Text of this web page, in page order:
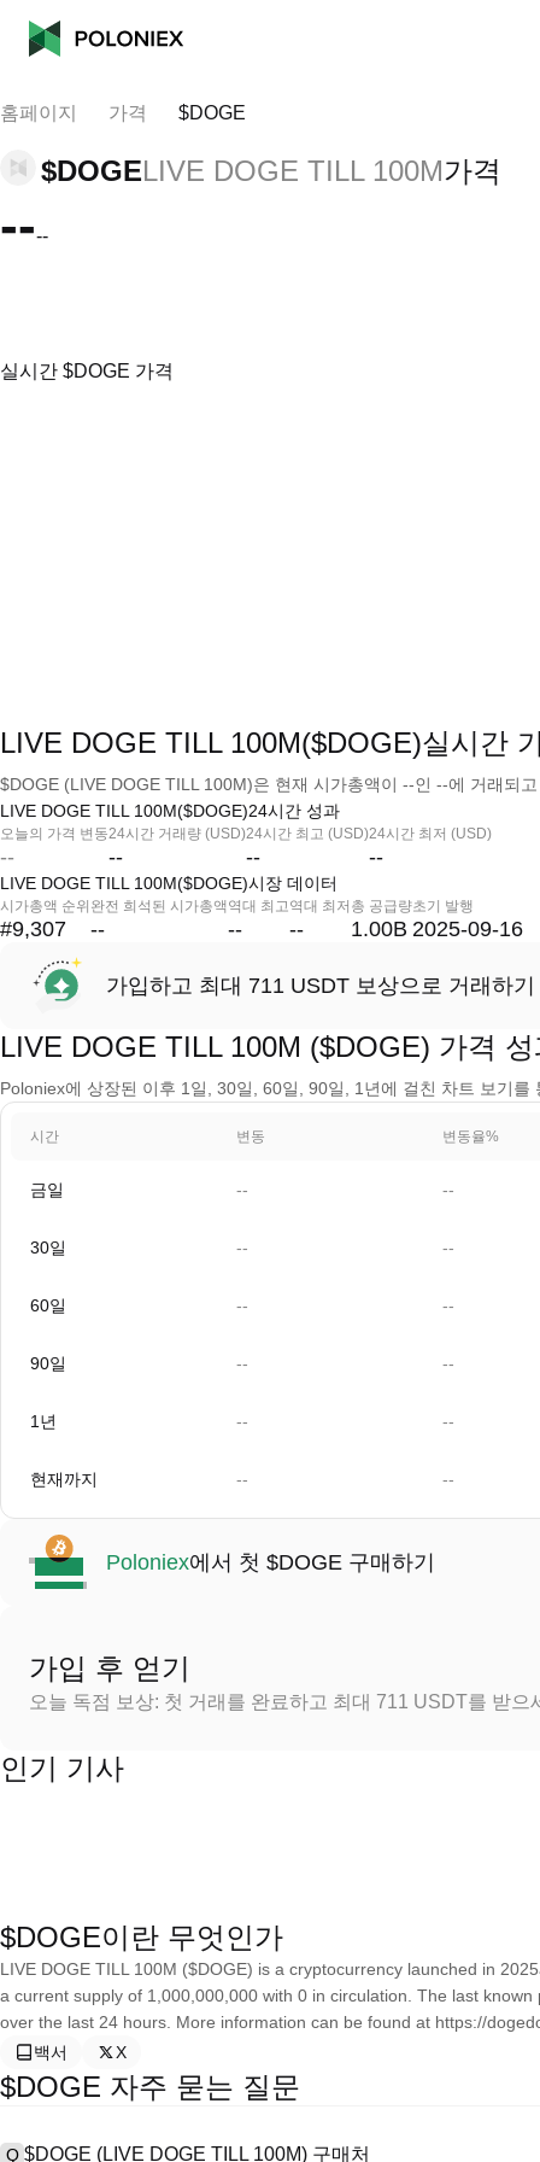
홈페이지 가격 $DOGE
$DOGELIVE DOGE TILL 100M가격
----
실시간 $DOGE 가격
LIVE DOGE TILL 100M($DOGE)실시간
$DOGE (LIVE DOGE TILL 100M)은 현재 시가총액이 --인 --에 거래되
LIVE DOGE TILL 100M($DOGE)24시간 성과
오늘의 가격 변동
--
24시간 거래량 (USD)
--
24시간 최고 (USD)
--
24시간 최저 (USD)
--
LIVE DOGE TILL 100M($DOGE)시장 데이터
시가총액 순위
#9,307
완전 희석된 시가총액
--
역대 최고
--
역대 최저
--
총 공급량
1.00B
초기 발행
2025-09-16
가입하고 최대 711 USDT 보상으로 거래하기
LIVE DOGE TILL 100M ($DOGE) 가격
Poloniex에 상장된 이후 1일, 30일, 60일, 90일, 1년에 걸친 차트 보기
시간 변동 변동율%
금일 -- --
30일 -- --
60일 -- --
90일 -- --
1년 -- --
현재까지 -- --
Poloniex에서 첫 $DOGE 구매하기
가입 후 얻기
오늘 독점 보상: 첫 거래를 완료하고 최대 711 USDT를 받으
인기 기사
$DOGE이란 무엇인가
LIVE DOGE TILL 100M ($DOGE) is a cryptocurrency launched in
a current supply of 1,000,000,000 with 0 in circulation. The last
over the last 24 hours. More information can be found at https://
백서
X
$DOGE 자주 묻는 질문
Q $DOGE (LIVE DOGE TILL 100M) 구매처